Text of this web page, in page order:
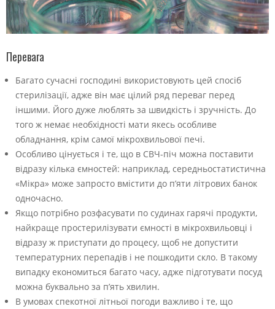
Перевага
Багато сучасні господині використовують цей спосіб
стерилізації, адже він має цілий ряд переваг перед
іншими. Його дуже люблять за швидкість і зручність. До
того ж немає необхідності мати якесь особливе
обладнання, крім самої мікрохвильової печі.
Особливо цінується і те, що в СВЧ-піч можна поставити
відразу кілька ємностей: наприклад, середньостатистична
«Мікра» може запросто вмістити до п’яти літрових банок
одночасно.
Якщо потрібно розфасувати по судинах гарячі продукти,
найкраще простерилізувати ємності в мікрохвильовці і
відразу ж приступати до процесу, щоб не допустити
температурних перепадів і не пошкодити скло. В такому
випадку економиться багато часу, адже підготувати посуд
можна буквально за п’ять хвилин.
В умовах спекотної літньої погоди важливо і те, що